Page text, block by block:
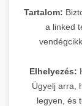
Tartalom:
a linked
Elhelyezés:
Ügyelj arra,
legyen, és